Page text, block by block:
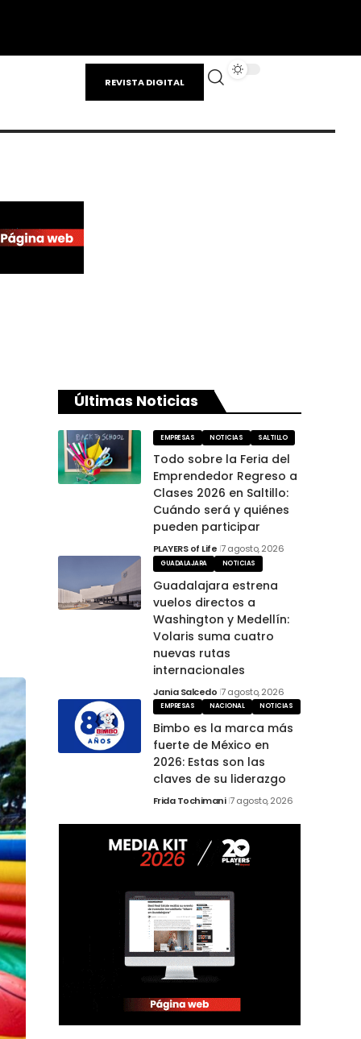
REVISTA DIGITAL
Últimas Noticias
EMPRESAS NOTICIAS SALTILLO
Todo sobre la Feria del
Emprendedor Regreso a
Clases 2026 en Saltillo:
Cuándo será y quiénes
pueden participar
PLAYERS of Life 7 agosto, 2026
GUADALAJARA NOTICIAS
Guadalajara estrena
vuelos directos a
Washington y Medellín:
Volaris suma cuatro
nuevas rutas
internacionales
Jania Salcedo 7 agosto, 2026
EMPRESAS NACIONAL NOTICIAS
Bimbo es la marca más
fuerte de México en
2026: Estas son las
claves de su liderazgo
Frida Tochimani 7 agosto, 2026